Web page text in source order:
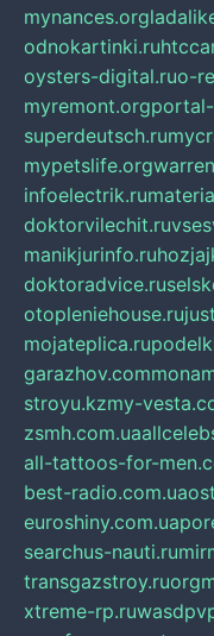
mynances.org
odnokartinki.ru
oysters-digital.ruo-
myremont.org
superdeutsch.ru
mypetslife.org
infoelectrik.ru
doktorvilechit.ru
manikjurinfo.ru
doktoradvice.ru
otopleniehouse.ru
mojateplica.ru
garazhov.com
stroyu.kzmy-
zsmh.com.ua
all-tattoos-for-
best-radio.com.ua
euroshiny.com.ua
searchus-nauti.ru
transgazstroy.ru
xtreme-rp.ru